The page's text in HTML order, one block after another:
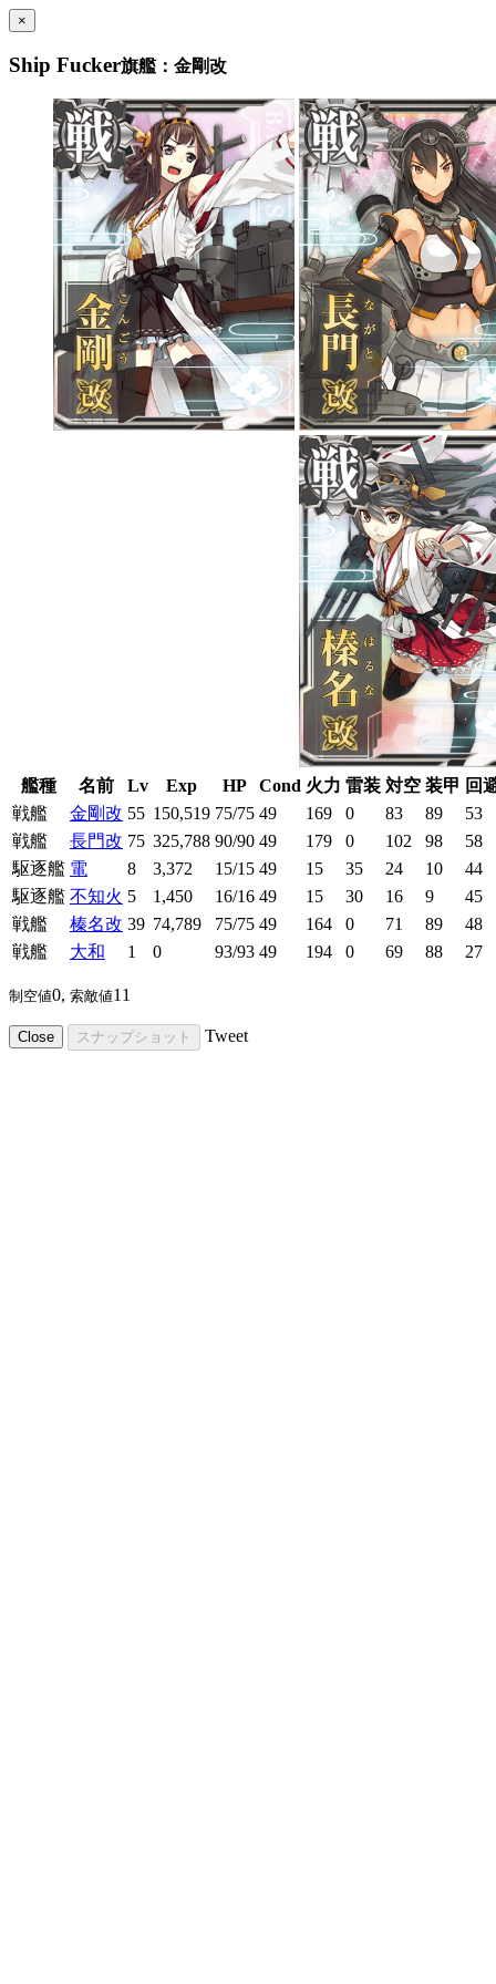
×
Ship Fucker旗艦：金剛改
艦種 名前 Lv Exp HP Cond 火力 雷装 対空 装甲 回
戦艦
金剛改 55 150,519 75/75 49 169 0 83 89
53
戦艦
長門改 75 325,788 90/90 49 179 0 102 98
58
駆逐艦 電 8 3,372 15/15 49 15 35 24 10
44
駆逐艦 不知火 5 1,450 16/16 49 15 30 16 9
45
戦艦
榛名改 39 74,789 75/75 49 164 0 71 89
48
戦艦
大和 1 0 93/93 49 194 0 69 88 27
制空値0, 索敵値11
Close スナップショット Tweet